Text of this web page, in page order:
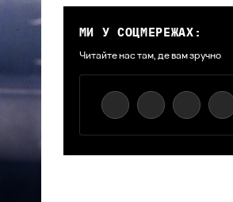
МИ У СОЦМЕРЕЖАХ:
Читайте нас там, де вам зручно